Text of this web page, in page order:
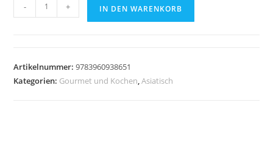
einfachste
Welt
-
- + IN DEN WARENKORB
Artikelnummer:9783960938651
Kategorien: Gourmet und Kochen,Asiatisch